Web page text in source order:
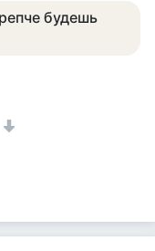
будешь